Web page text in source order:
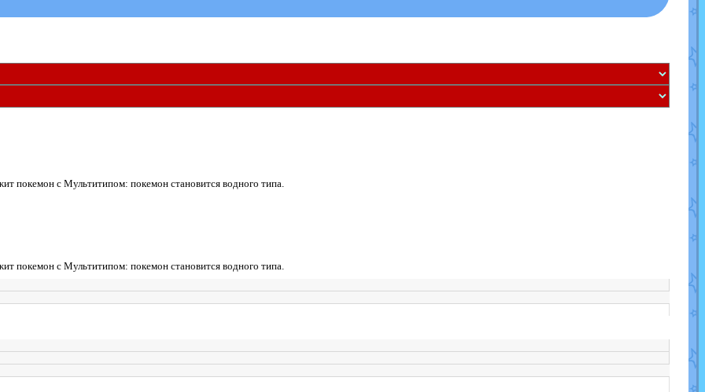
покемон с Мультитипом: покемон становится водного типа.
покемон с Мультитипом: покемон становится водного типа.